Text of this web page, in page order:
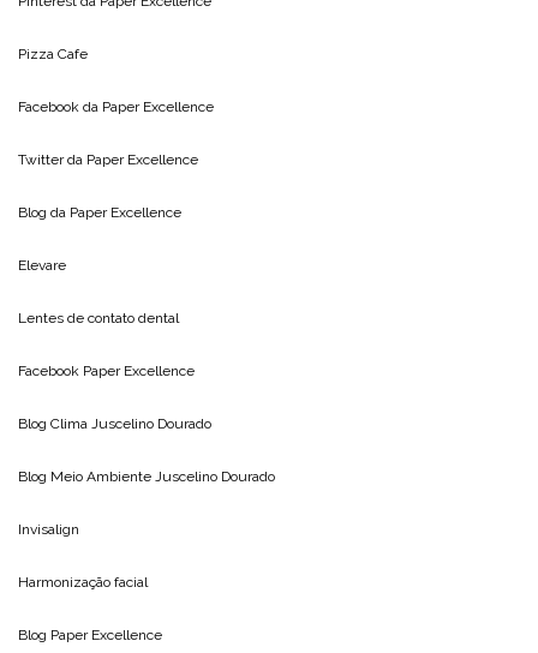
Pizza Cafe
Facebook da Paper Excellence
Twitter da Paper Excellence
Blog da Paper Excellence
Elevare
Lentes de contato dental
Facebook Paper Excellence
Blog Clima Juscelino Dourado
Blog Meio Ambiente Juscelino Dourado
Invisalign
Harmonização facial
Blog Paper Excellence